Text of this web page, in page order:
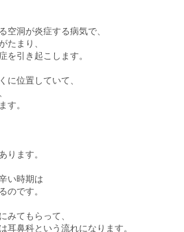
空洞が炎症する病気で、
たまり、
を引き起こします。
に位置していて、
す。
ります。
い時期は
のです。
みてもらって、
耳鼻科という流れになります。